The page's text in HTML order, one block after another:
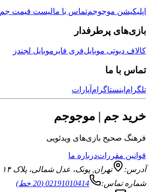
اپلیکیشن موجوجمتماس با مالیست قیمت جم
بازی‌های پرطرفدار
کالاف دیوتی موبایلفری فایر موبایل لجندز
تماس با ما
تلگرام اینستاگرام آپارات
خرید جم | موجوجم
فرهنگ صحیح بازی‌های ویدئویی
قوانین مقرراتدرباره ما
آدرس:
تهران ,پونک، عدل شمالی، پلاک ۱۴
شماره تماس:
02191010414 (20 خط)